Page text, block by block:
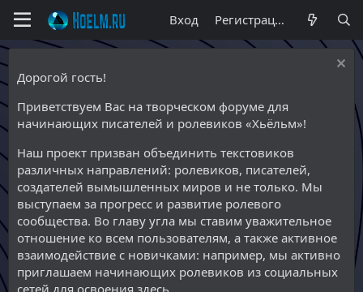
Вход Регистрация
Дорогой гость!
Приветствуем Вас на творческом форуме для
начинающих писателей и ролевиков «Хьёльм»!
Наш проект призван объединить текстовиков
различных направлений: ролевиков, писателей,
создателей вымышленных миров и не только. Мы
выступаем за прогресс и развитие ролевого
сообщества. Во главу угла мы ставим уважительное
отношение ко всем пользователям, а также активное
взаимодействие с новичками: например, мы активно
приглашаем начинающих ролевиков из социальных
сетей для освоения здесь.